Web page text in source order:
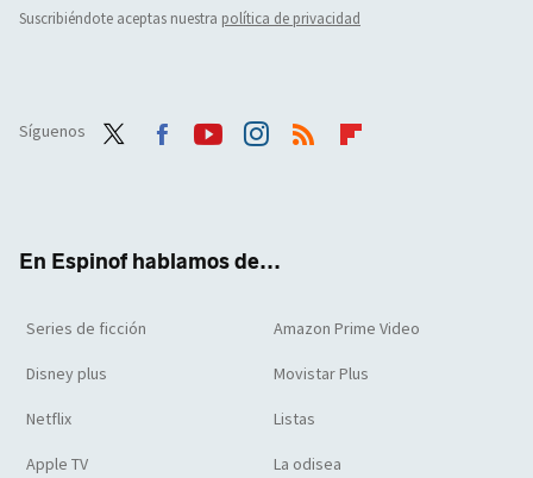
Suscribiéndote aceptas nuestra política de privacidad
Síguenos
En Espinof hablamos de...
Series de ficción Amazon Prime Video
Disney plus Movistar Plus
Netflix Listas
Apple TV La odisea